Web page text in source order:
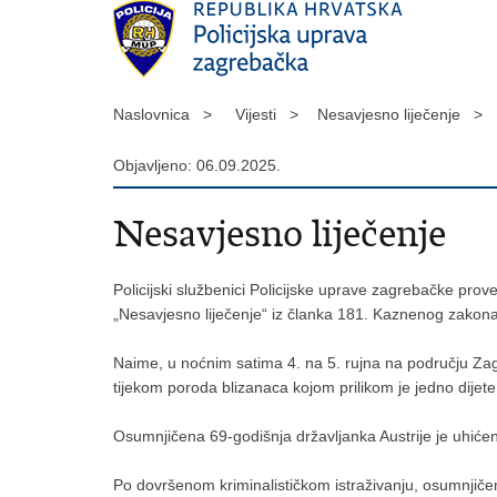
Naslovnica > Vijesti > Nesavjesno liječenje >
Objavljeno: 06.09.2025.
Nesavjesno liječenje
Policijski službenici Policijske uprave zagrebačke
„Nesavjesno liječenje“ iz članka 181. Kaznenog zakona.
Naime, u noćnim satima 4. na 5. rujna na području
tijekom poroda blizanaca kojom prilikom je jedno dijete
Osumnjičena 69-godišnja državljanka Austrije je
Po dovršenom kriminalističkom istraživanju,